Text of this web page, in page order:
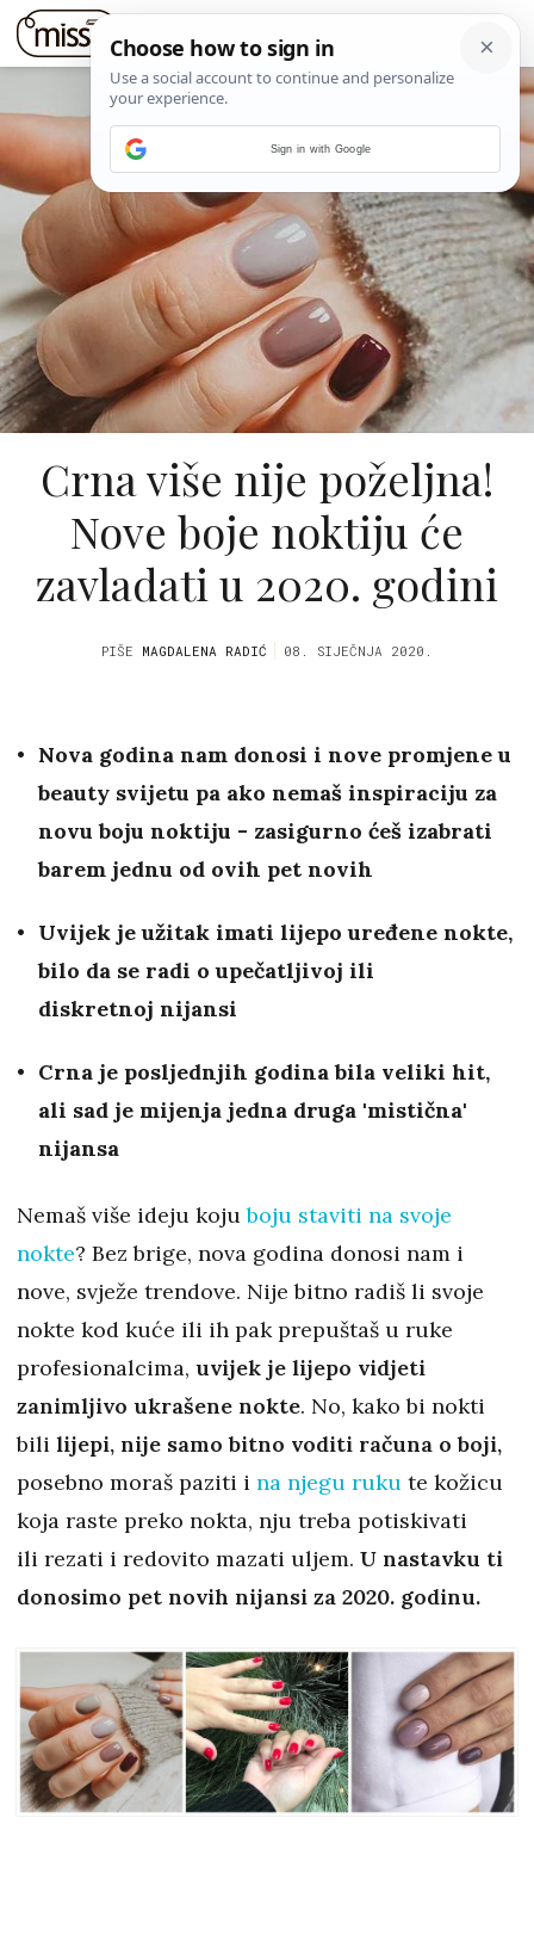
Crna više nije poželjna!
Nove boje noktiju će
zavladati u 2020. godini
PIŠE MAGDALENA RADIĆ 08. SIJEČNJA 2020.
Nova godina nam donosi i nove promjene u
beauty svijetu pa ako nemaš inspiraciju za
novu boju noktiju - zasigurno ćeš izabrati
barem jednu od ovih pet novih
Uvijek je užitak imati lijepo uređene nokte,
bilo da se radi o upečatljivoj ili
diskretnoj nijansi
Crna je posljednjih godina bila veliki hit,
ali sad je mijenja jedna druga 'mistična'
nijansa
Nemaš više ideju kojuboju staviti na svoje
nokte? Bez brige, nova godina donosi nam i
nove, svježe trendove. Nije bitno radiš li svoje
nokte kod kuće ili ih pak prepuštaš u ruke
profesionalcima, uvijek je lijepo vidjeti
zanimljivo ukrašene nokte. No, kako bi nokti
bili lijepi, nije samo bitno voditi računa o boji,
posebno moraš paziti i na njegu ruku te kožicu
koja raste preko nokta, nju treba potiskivati
ili rezati i redovito mazati uljem. U nastavku ti
donosimo pet novih nijansi za 2020. godinu.
Sign in with Google